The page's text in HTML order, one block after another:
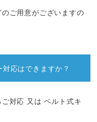
ご用意がございますの
応はできますか？
対応 又は ベルト式キ